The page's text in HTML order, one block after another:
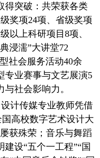
得突破：共荣获各类
奖项24项、省级奖项
以上科研项目8项、
浸濡”大讲堂72
社会服务活动40余
专业赛事与文艺展演5
社会影响力。
计传媒专业教师凭借
国高校数字艺术设计大
获殊荣；音乐与舞蹈
设“五个一工程”“国